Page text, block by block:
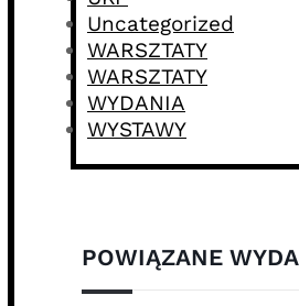
Uncategorized
WARSZTATY
WARSZTATY
WYDANIA
WYSTAWY
POWIĄZANE